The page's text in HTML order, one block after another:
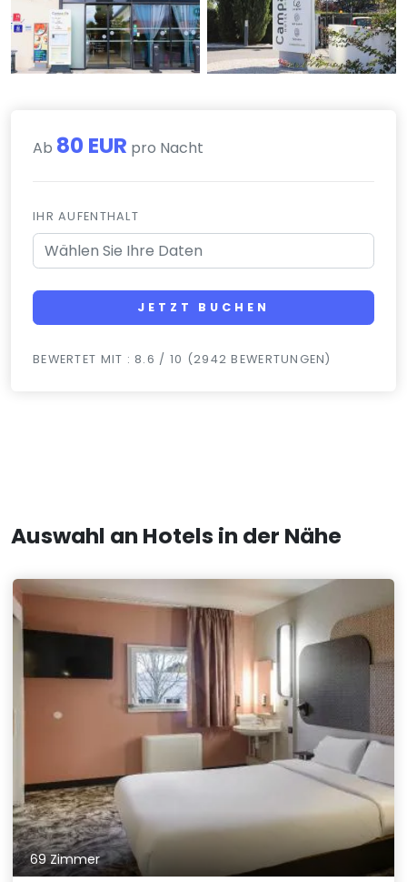
Ab 80 EUR pro Nacht
IHR AUFENTHALT
JETZT BUCHEN
BEWERTET MIT : 8.6 / 10 (2942 BEWERTUNGEN)
Auswahl an Hotels in der Nähe
69 Zimmer